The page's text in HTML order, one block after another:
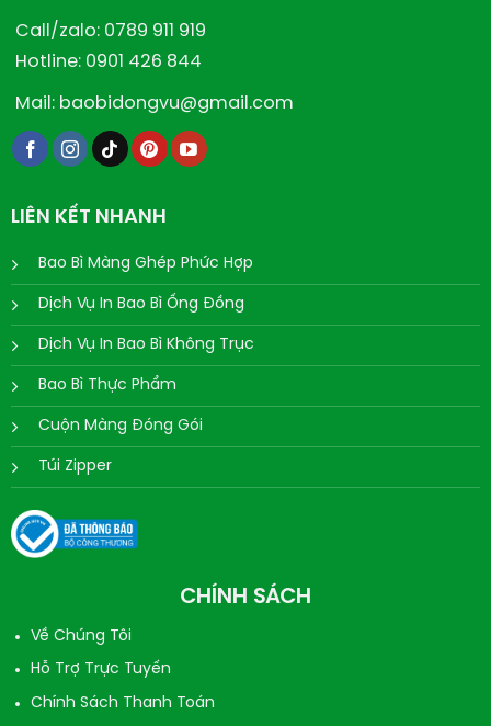
Call/zalo: 0789 911 919
Hotline: 0901 426 844
Mail: baobidongvu@gmail.com
LIÊN KẾT NHANH
Bao Bì Màng Ghép Phức Hợp
Dịch Vụ In Bao Bì Ống Đồng
Dịch Vụ In Bao Bì Không Trục
Bao Bì Thực Phẩm
Cuộn Màng Đóng Gói
Túi Zipper
CHÍNH SÁCH
Về Chúng Tôi
Hỗ Trợ Trực Tuyến
Chính Sách Thanh Toán